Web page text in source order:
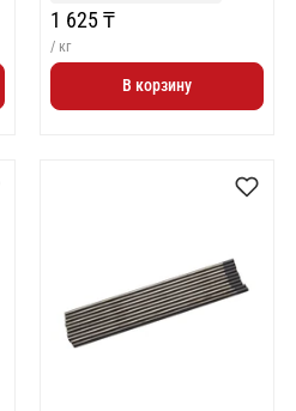
1 625 ₸
/ кг
В корзину